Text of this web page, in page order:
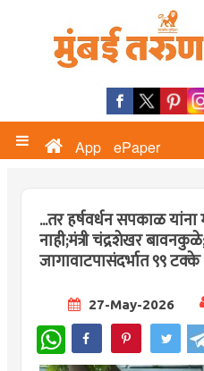
App ePaper
...तर हर्षवर्धन सपकाळ यांना
नाही;मंत्री चंद्रशेखर
जागावाटपासंदर्भात ९९ टक्के
27-May-2026
WhatsApp